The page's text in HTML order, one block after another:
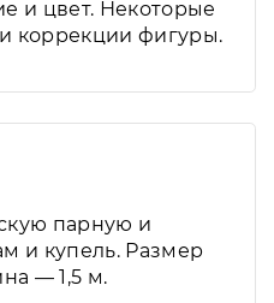
и цвет. Некоторые
коррекции фигуры.
парную и
и купель. Размер
— 1,5 м.